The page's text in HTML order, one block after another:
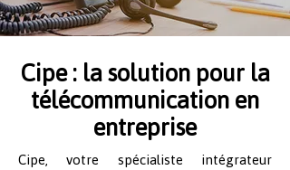
Cipe : la solution pour la
télécommunication en
entreprise
Cipe, votre spécialiste intégrateur